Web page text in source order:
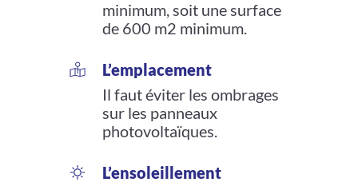
minimum, soit une surface
de 600 m2 minimum.
L’emplacement
Il faut éviter les ombrages
sur les panneaux
photovoltaïques.
L’ensoleillement